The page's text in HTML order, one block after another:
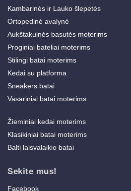
Kambarinės ir Lauko šlepetės
Ortopedinė avalynė
Aukštakulnės basutės moterims
Proginiai bateliai moterims
Stilingi batai moterims
Kedai su platforma
Sneakers batai
Vasariniai batai moterims
Žieminiai kedai moterims
Klasikiniai batai moterims
Balti laisvalaikio batai
Sekite mus!
Facebook